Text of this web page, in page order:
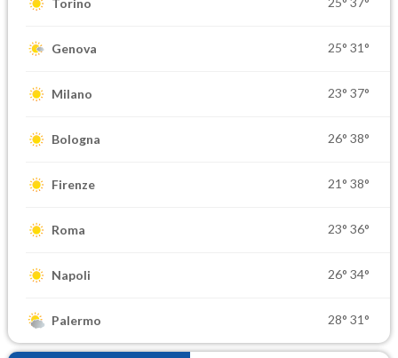
Torino
Genova 25° 31°
Milano 23° 37°
Bologna 26° 38°
Firenze 21° 38°
Roma 23° 36°
Napoli 26° 34°
Palermo 28° 31°